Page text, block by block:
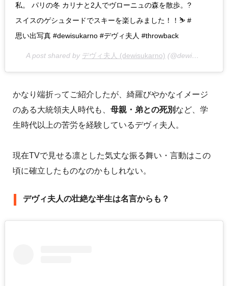
私。 パリの冬 カリナと2人でヴローニュの森を散歩。?
スイスのゲシュタードでスキーを楽しみました！！⛷ #
思い出写真 #dewisukarno #デヴィ夫人 #throwback
A post shared by デヴィ夫人 (dewisukarno) (@dewisukarnoofficial) on
かなり端折ってご紹介したが、綺羅びやかなイメージ
のある大統領夫人時代も、 母親・弟との死別 など、学
生時代以上の苦労を経験しているデヴィ夫人。
現在TVで見せる凛とした気丈な振る舞い・言動はこの
頃に確立したものなのかもしれない。
デヴィ夫人の壮絶な半生は名言からも？